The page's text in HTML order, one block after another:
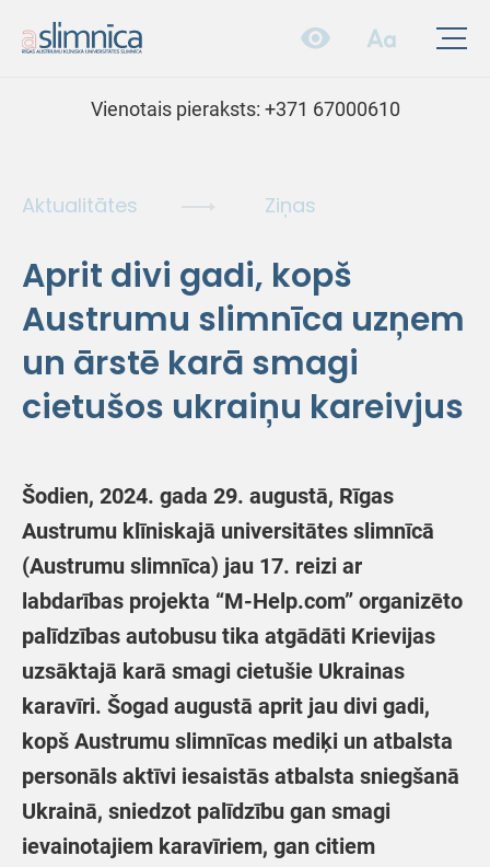
Vienotais pieraksts: +371 67000610
Aktualitātes Ziņas
Aprit divi gadi, kopš
Austrumu slimnīca uzņem
un ārstē karā smagi
cietušos ukraiņu kareivjus
Šodien, 2024. gada 29. augustā, Rīgas
Austrumu klīniskajā universitātes slimnīcā
(Austrumu slimnīca) jau 17. reizi ar
labdarības projekta “M-Help.com” organizēto
palīdzības autobusu tika atgādāti Krievijas
uzsāktajā karā smagi cietušie Ukrainas
karavīri. Šogad augustā aprit jau divi gadi,
kopš Austrumu slimnīcas mediķi un atbalsta
personāls aktīvi iesaistās atbalsta sniegšanā
Ukrainā, sniedzot palīdzību gan smagi
ievainotajiem karavīriem, gan citiem